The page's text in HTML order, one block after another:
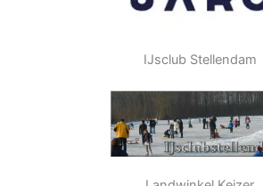
IJsclub Stellendam